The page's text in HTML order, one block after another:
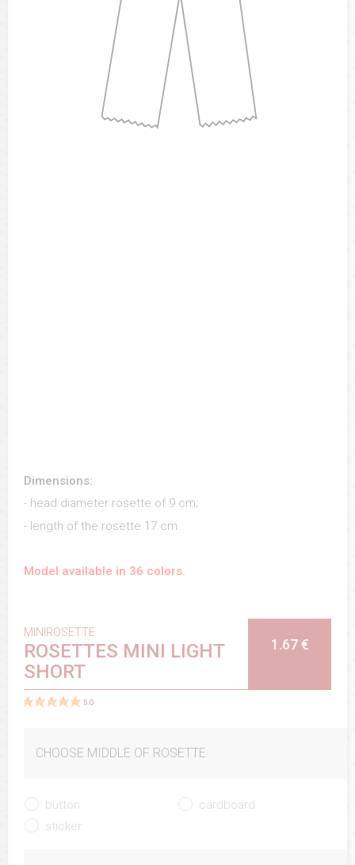
Dimensions:
- head diameter rosette of 9 cm;
- length of the rosette 17 cm.
Model available in 36 colors.
MINIROSETTE
ROSETTES MINI LIGHT
SHORT
1.67 €
5.0
CHOOSE MIDDLE OF ROSETTE
button
cardboard
sticker